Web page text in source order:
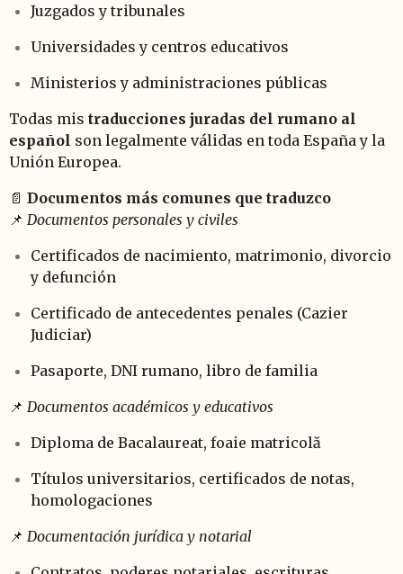
Juzgados y tribunales
Universidades y centros educativos
Ministerios y administraciones públicas
Todas mis traducciones juradas del rumano al
español son legalmente válidas en toda España y la
Unión Europea.
📄 Documentos más comunes que traduzco
📌 Documentos personales y civiles
Certificados de nacimiento, matrimonio, divorcio
y defunción
Certificado de antecedentes penales (Cazier
Judiciar)
Pasaporte, DNI rumano, libro de familia
📌 Documentos académicos y educativos
Diploma de Bacalaureat, foaie matricolă
Títulos universitarios, certificados de notas,
homologaciones
📌 Documentación jurídica y notarial